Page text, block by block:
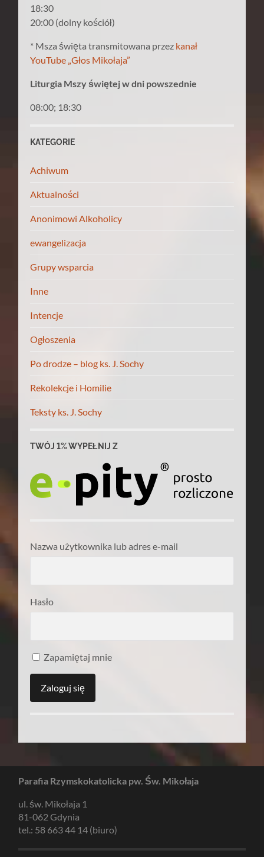
18:30
20:00 (dolny kościół)
* Msza święta transmitowana przez kanał
YouTube „Głos Mikołaja”
Liturgia Mszy świętej w dni powszednie
08:00; 18:30
KATEGORIE
Achiwum
Aktualności
Anonimowi Alkoholicy
ewangelizacja
Grupy wsparcia
Inne
Intencje
Ogłoszenia
Po drodze – blog ks. J. Sochy
Rekolekcje i Homilie
Teksty ks. J. Sochy
TWÓJ 1% WYPEŁNIJ Z
Nazwa użytkownika lub adres e-mail
Hasło
Zapamiętaj mnie
Parafia Rzymskokatolicka pw. Św. Mikołaja
ul. św. Mikołaja 1
81-062 Gdynia
tel.: 58 663 44 14 (biuro)